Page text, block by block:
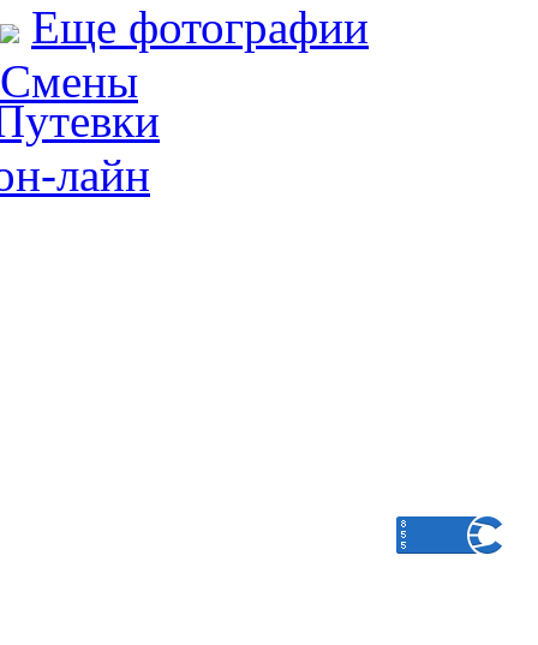
Еще фотографии
Смены
лайн